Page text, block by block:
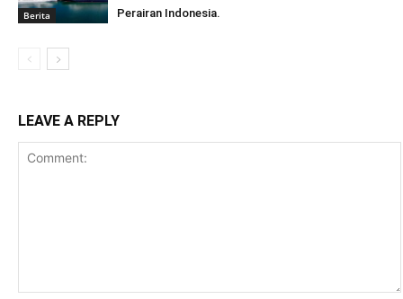
Berita
Perairan Indonesia.
LEAVE A REPLY